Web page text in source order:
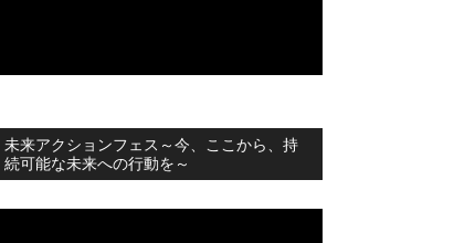
未来アクションフェス～今、ここから、持
続可能な未来への行動を～